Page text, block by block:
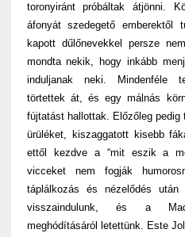
toronyiránt próbáltak átjönni.
áfonyát szedegető
kapott dűlőnevekkel persze
mondta nekik, hogy inkább
induljanak neki. Mindenféle
törtettek át, és egy málnás
fújtatást hallottak. Előzőleg
ürüléket, kiszaggatott kisebb
ettől kezdve a “mit eszik a
vicceket nem fogják
táplálkozás és nézelődés
visszaindulunk, és a
meghódításáról letettünk. Este